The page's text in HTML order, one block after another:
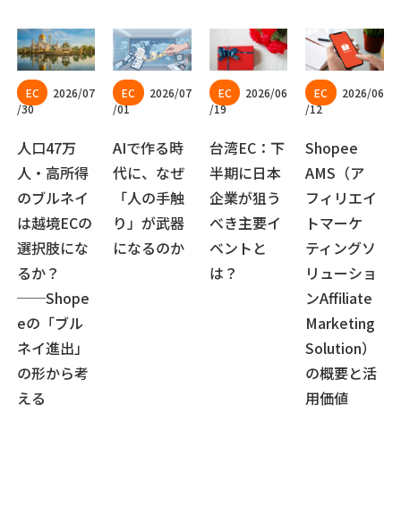
2026/07
/30
人口47万
人・高所得
のブルネイ
は越境ECの
選択肢にな
るか？
──Shope
eの「ブル
ネイ進出」
の形から考
える
2026/07
/01
AIで作る時
代に、なぜ
「人の手触
り」が武器
になるのか
2026/06
/19
台湾EC：下
半期に日本
企業が狙う
べき主要イ
ベントと
は？
2026/06
/12
Shopee
AMS（ア
フィリエイ
トマーケ
ティングソ
リューショ
ンAffiliate
Marketing
Solution）
の概要と活
用価値